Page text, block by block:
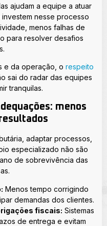
ajudam a equipe a atuar
nesse processo
menos falhas de
para resolver desafios
e da operação, o respeito
sai do radar das equipes
tranquilas.
menos
adaptar processos,
especializado não são
de sobrevivência das
Menos tempo corrigindo
demandas dos clientes.
fiscais: Sistemas
de entrega e evitam